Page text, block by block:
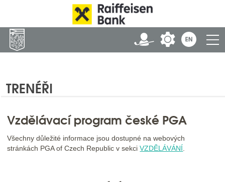
TRENÉŘI
Vzdělávací program české PGA
Všechny důležité informace jsou dostupné na webových
stránkách PGA of Czech Republic v sekciVZDĚLÁVÁNÍ